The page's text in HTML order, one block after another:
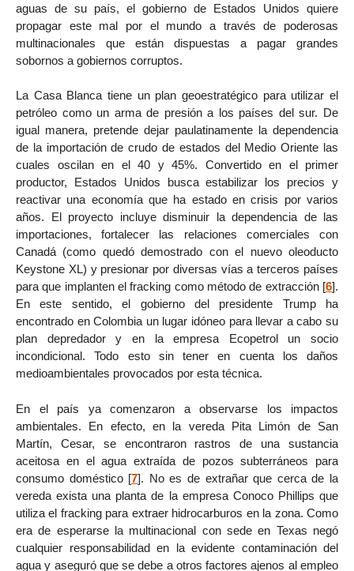
aguas de su país, el gobierno de Estados Unidos quiere
propagar este mal por el mundo a través de poderosas
multinacionales que están dispuestas a pagar grandes
sobornos a gobiernos corruptos.
La Casa Blanca tiene un plan geoestratégico para utilizar el
petróleo como un arma de presión a los países del sur. De
igual manera, pretende dejar paulatinamente la dependencia
de la importación de crudo de estados del Medio Oriente las
cuales oscilan en el 40 y 45%. Convertido en el primer
productor, Estados Unidos busca estabilizar los precios y
reactivar una economía que ha estado en crisis por varios
años. El proyecto incluye disminuir la dependencia de las
importaciones, fortalecer las relaciones comerciales con
Canadá (como quedó demostrado con el nuevo oleoducto
Keystone XL) y presionar por diversas vías a terceros países
para que implanten el fracking como método de extracción[6].
En este sentido, el gobierno del presidente Trump ha
encontrado en Colombia un lugar idóneo para llevar a cabo su
plan depredador y en la empresa Ecopetrol un socio
incondicional. Todo esto sin tener en cuenta los daños
medioambientales provocados por esta técnica.
En el país ya comenzaron a observarse los impactos
ambientales. En efecto, en la vereda Pita Limón de San
Martín, Cesar, se encontraron rastros de una sustancia
aceitosa en el agua extraída de pozos subterráneos para
consumo doméstico[7]. No es de extrañar que cerca de la
vereda exista una planta de la empresa Conoco Phillips que
utiliza el fracking para extraer hidrocarburos en la zona. Como
era de esperarse la multinacional con sede en Texas negó
cualquier responsabilidad en la evidente contaminación del
agua y aseguró que se debe a otros factores ajenos al empleo